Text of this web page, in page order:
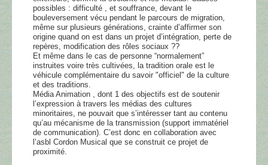
possibles : difficulté , et souffrance, devant le
bouleversement vécu pendant le parcours de migration,
même sur plusieurs générations, crainte d’affirmer son
origine quand on est dans un projet d’intégration, perte de
repères, modification des rôles sociaux ??
Et même dans le cas de personne “normalement”
instruites voire très cultivées, la tradition orale est le
véhicule complémentaire du savoir "officiel" de la culture
et des traditions.
Média Animation , dont 1 des objectifs est de soutenir
l’expression à travers les médias des cultures
minoritaires, ne pouvait que s’intéresser tant au contenu
qu’au mécanisme de la transmission (support immatériel
de communication). C’est donc en collaboration avec
l’asbl Cordon Musical que se construit ce projet de
proximité.